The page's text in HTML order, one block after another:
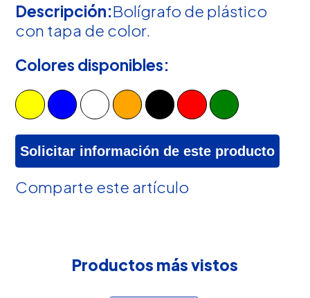
Descripción:Bolígrafo de plástico
con tapa de color.
Colores disponibles:
Solicitar información de este producto
Comparte este artículo
Productos más vistos